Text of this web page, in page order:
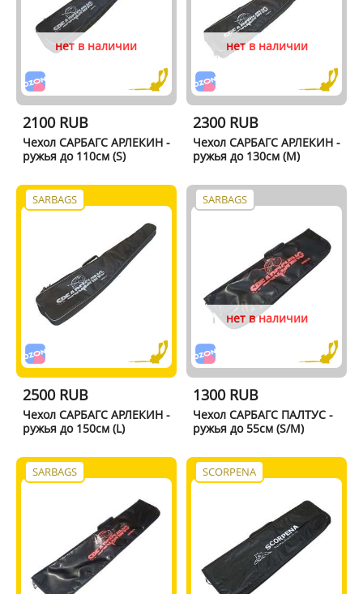
нет в наличии
2100 RUB
Чехол САРБАГС АРЛЕКИН -
ружья до 110см (S)
нет в наличии
2300 RUB
Чехол САРБАГС АРЛЕКИН -
ружья до 130см (M)
SARBAGS
2500 RUB
Чехол САРБАГС АРЛЕКИН -
ружья до 150см (L)
SARBAGS
нет в наличии
1300 RUB
Чехол САРБАГС ПАЛТУС -
ружья до 55см (S/M)
SARBAGS SCORPENA